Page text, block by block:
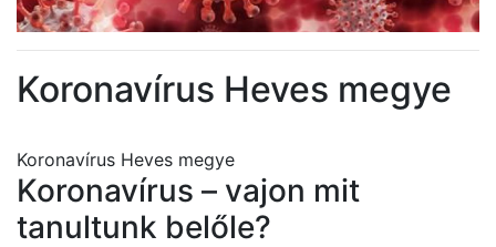
Koronavírus Heves megye
Koronavírus Heves megye
Koronavírus – vajon mit
tanultunk belőle?